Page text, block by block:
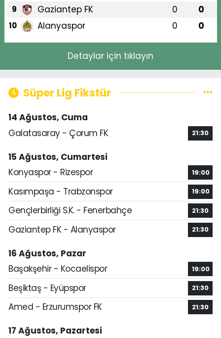
9 Gaziantep FK 0 0
10 Alanyaspor 0 0
Detaylar için tıklayın
Süper Lig Fikstür
14 Ağustos, Cuma
Galatasaray - Çorum FK
21:30
15 Ağustos, Cumartesi
Konyaspor - Rizespor
19:00
Kasımpaşa - Trabzonspor 19:00
Gençlerbirliği S.K. - Fenerbahçe 21:30
Gaziantep FK - Alanyaspor 21:30
16 Ağustos, Pazar
Başakşehir - Kocaelispor
19:00
Beşiktaş - Eyüpspor 21:30
Amed - Erzurumspor FK 21:30
17 Ağustos, Pazartesi